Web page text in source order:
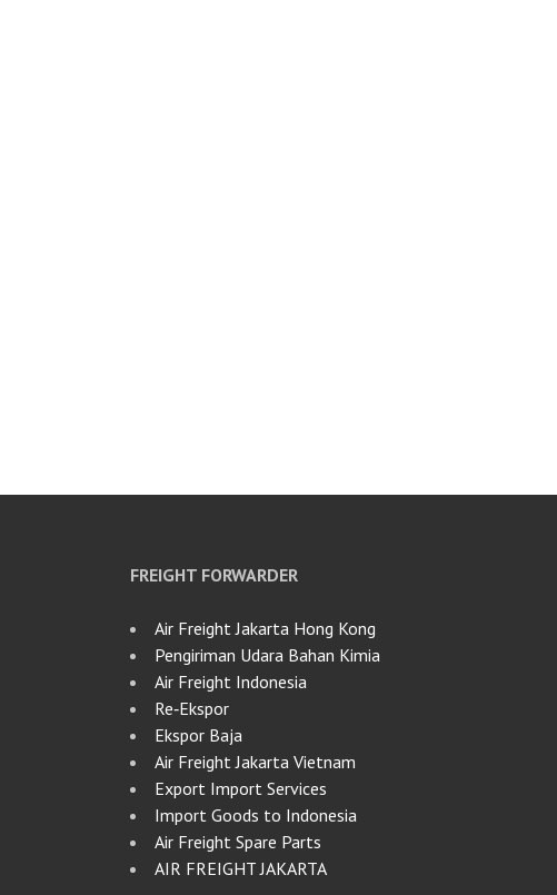
FREIGHT FORWARDER
Air Freight Jakarta Hong Kong
Pengiriman Udara Bahan Kimia
Air Freight Indonesia
Re‑Ekspor
Ekspor Baja
Air Freight Jakarta Vietnam
Export Import Services
Import Goods to Indonesia
Air Freight Spare Parts
AIR FREIGHT JAKARTA